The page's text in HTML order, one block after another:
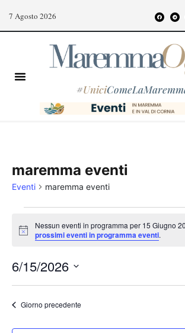
7 Agosto 2026
#Unici
maremma eventi
Eventi maremma eventi
Notice
Nessun eventi in programma per 15 Giugno
prossimi eventi in programma eventi.
6/15/2026
Seleziona
data.
Giorno precedente